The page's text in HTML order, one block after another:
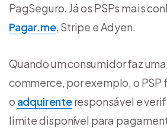
PagSeguro. Já os PSPs mais
Pagar.me, Stripe e Adyen.
Quando um consumidor faz
commerce, por exemplo, o PSP
o adquirenteresponsável e
limite disponível para